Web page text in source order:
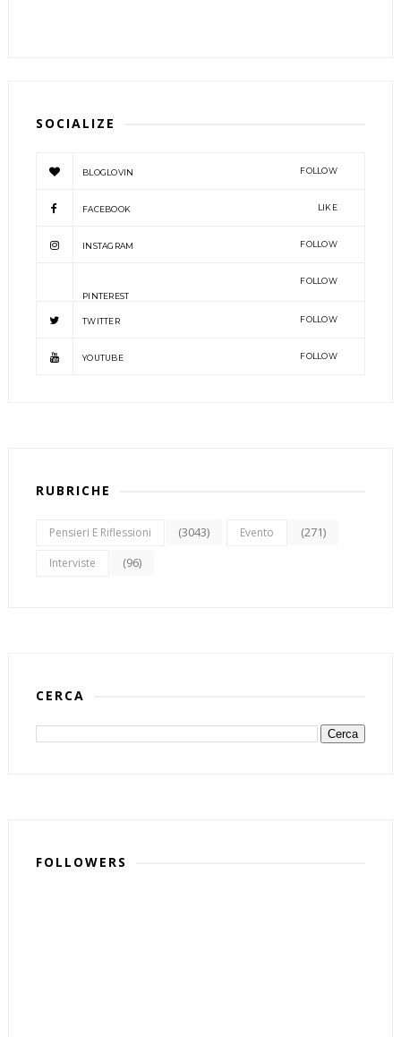
SOCIALIZE
BLOGLOVIN FOLLOW
FACEBOOK LIKE
INSTAGRAM FOLLOW
PINTEREST
FOLLOW
TWITTER FOLLOW
YOUTUBE FOLLOW
RUBRICHE
Pensieri E Riflessioni (3043) Evento (271)
Interviste (96)
CERCA
FOLLOWERS